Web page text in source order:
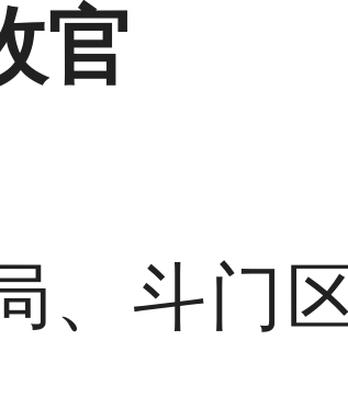
官
、斗门